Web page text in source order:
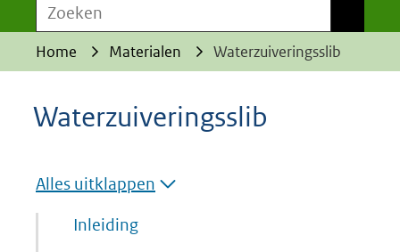
Zoeken
Home Materialen Waterzuiveringsslib
Waterzuiveringsslib
Alles uitklappen
Inleiding